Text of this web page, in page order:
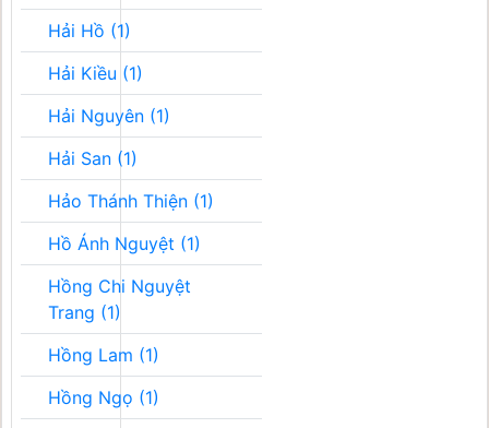
Hải Hồ (1)
Hải Kiều (1)
Hải Nguyên (1)
Hải San (1)
Hảo Thánh Thiện (1)
Hồ Ánh Nguyệt (1)
Hồng Chi Nguyệt
Trang (1)
Hồng Lam (1)
Hồng Ngọ (1)